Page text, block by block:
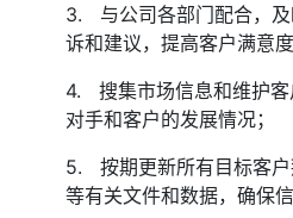
3. 与公司各部门配合，及
诉和建议，提高客户满意度
4. 搜集市场信息和维护客
对手和客户的发展情况；
5. 按期更新所有目标客
等有关文件和数据，确保